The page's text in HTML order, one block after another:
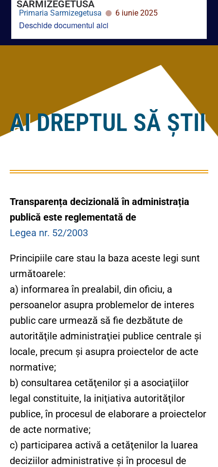
AI DREPTUL SĂ ȘTII
Transparența decizională în administrația
Legea nr. 52/2003
Principiile care stau la baza aceste legi sunt
a) informarea în prealabil, din oficiu, a
persoanelor asupra problemelor de interes
public care urmează să fie dezbătute de
autorităţile administraţiei publice centrale şi
locale, precum şi asupra proiectelor de acte
normative;
b) consultarea cetăţenilor şi a asociaţiilor
legal constituite, la iniţiativa autorităţilor
publice, în procesul de elaborare a proiectelor
de acte normative;
c) participarea activă a cetăţenilor la luarea
deciziilor administrative şi în procesul de
elaborare a proiectelor de acte normative, cu
respectarea următoarelor reguli: